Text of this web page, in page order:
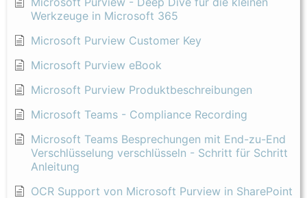
Werkzeuge in Microsoft 365
Microsoft Purview Customer Key
Microsoft Purview eBook
Microsoft Purview Produktbeschreibungen
Microsoft Teams - Compliance Recording
Microsoft Teams Besprechungen mit End-zu-End
Verschlüsselung verschlüsseln - Schritt für Schritt
Anleitung
OCR Support von Microsoft Purview in SharePoint